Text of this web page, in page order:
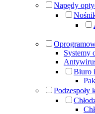
Napędy
Systemy
Biuro
Podzespoły